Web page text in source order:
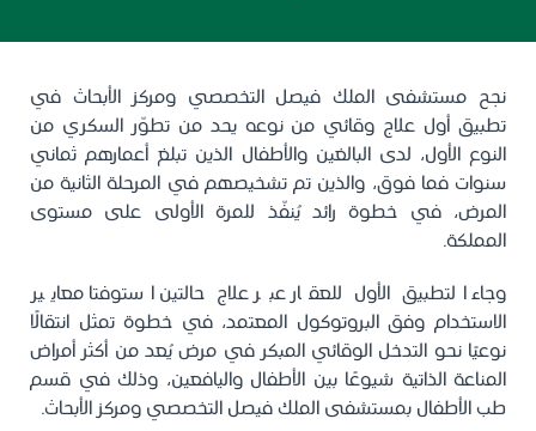
نجح مستشفى الملك فيصل التخصصي ومركز الأبحاث في
تطبيق أول علاج وقائي من نوعه يحد من تطوّر السكري من
النوع الأول، لدى البالغين والأطفال الذين تبلغ أعمارهم ثماني
سنوات فما فوق، والذين تم تشخيصهم في المرحلة الثانية من
المرض، في خطوة رائد يُنفّذ للمرة الأولى على مستوى
المملكة.
وجاء التطبيق الأول للعقار عبر علاج حالتين استوفتا معايير
الاستخدام وفق البروتوكول المعتمد، في خطوة تمثل انتقالًا
نوعيًا نحو التدخل الوقائي المبكر في مرض يُعد من أكثر أمراض
المناعة الذاتية شيوعًا بين الأطفال واليافعين، وذلك في قسم
طب الأطفال بمستشفى الملك فيصل التخصصي ومركز الأبحاث.